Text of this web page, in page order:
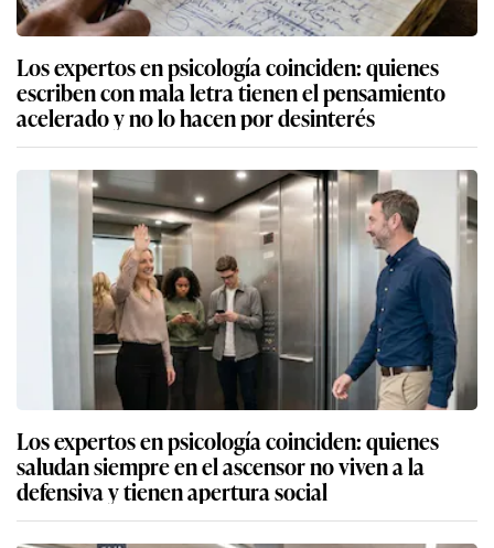
Los expertos en psicología coinciden: quienes
escriben con mala letra tienen el pensamiento
acelerado y no lo hacen por desinterés
Los expertos en psicología coinciden: quienes
saludan siempre en el ascensor no viven a la
defensiva y tienen apertura social